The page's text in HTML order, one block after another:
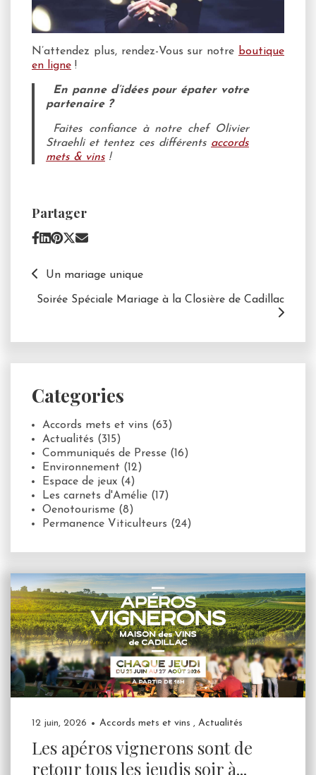
N’attendez plus, rendez-Vous sur notre boutique
en ligne !
En panne d’idées pour épater votre
partenaire ?
Faites confiance à notre chef Olivier
Straehli et tentez ces différents accords
mets & vins !
Partager
Un mariage unique
Soirée Spéciale Mariage à la Closière de Cadillac
Categories
Accords mets et vins (63)
Actualités (315)
Communiqués de Presse (16)
Environnement (12)
Espace de jeux (4)
Les carnets d'Amélie (17)
Oenotourisme (8)
Permanence Viticulteurs (24)
12 juin, 2026 Accords mets et vins , Actualités
Les apéros vignerons sont de
retour tous les jeudis soir à...